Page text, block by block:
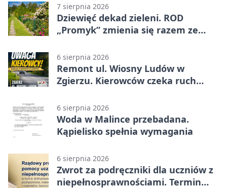
7 sierpnia 2026
Dziewięć dekad zieleni. ROD
„Promyk” zmienia się razem ze
6 sierpnia 2026
Remont ul. Wiosny Ludów w
Zgierzu. Kierowców czeka ruch
6 sierpnia 2026
Woda w Malince przebadana.
Kąpielisko spełnia wymagania
6 sierpnia 2026
Zwrot za podręczniki dla uczniów z
niepełnosprawnościami. Termin